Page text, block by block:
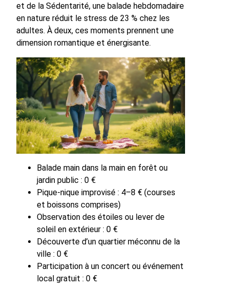
et de la Sédentarité, une balade hebdomadaire
en nature réduit le stress de 23 % chez les
adultes. À deux, ces moments prennent une
dimension romantique et énergisante.
Balade main dans la main en forêt ou
jardin public : 0 €
Pique-nique improvisé : 4–8 € (courses
et boissons comprises)
Observation des étoiles ou lever de
soleil en extérieur : 0 €
Découverte d’un quartier méconnu de la
ville : 0 €
Participation à un concert ou événement
local gratuit : 0 €